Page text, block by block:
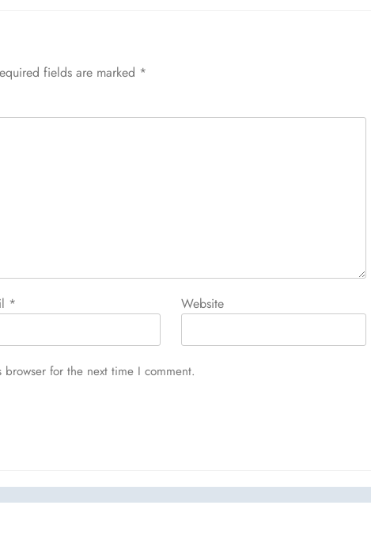
fields are marked *
* Website
for the next time I comment.